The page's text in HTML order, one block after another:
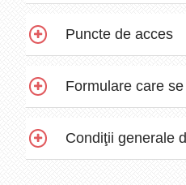
Puncte de acces
Formulare care
Condiţii generale